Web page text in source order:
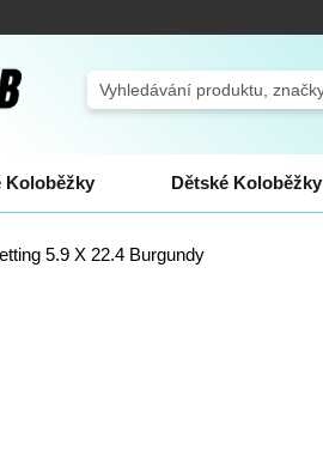
Search
Koloběžky Dětské Koloběžky
5.9 X 22.4 Burgundy